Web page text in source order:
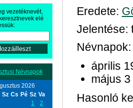
vezetéknevét,
elé
Névnapok
2026
Sz Cs Pé Sz Va
1
2
Eredete:
Jelentése:
Névnapok:
április
május 3
Hasonló